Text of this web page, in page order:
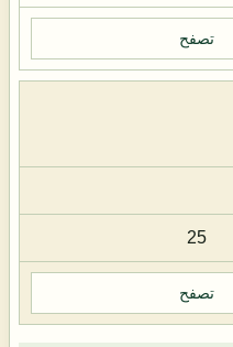
تصفح
25
تصفح